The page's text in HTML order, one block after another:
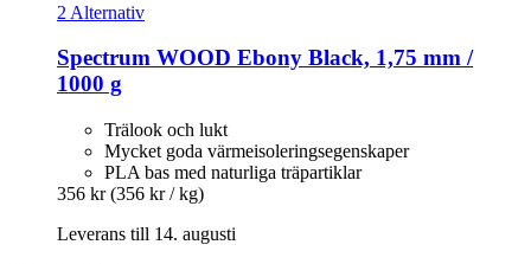
2 Alternativ
Spectrum WOOD Ebony Black, 1,75 mm /
1000 g
Trälook och lukt
Mycket goda värmeisoleringsegenskaper
PLA bas med naturliga träpartiklar
356 kr (356 kr / kg)
Leverans till 14. augusti